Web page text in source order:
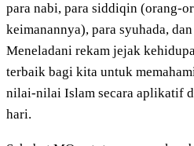
para nabi, para siddiqin (orang-
keimanannya), para syuhada,
Meneladani rekam jejak
terbaik bagi kita untuk
nilai-nilai Islam secara aplikatif
hari.